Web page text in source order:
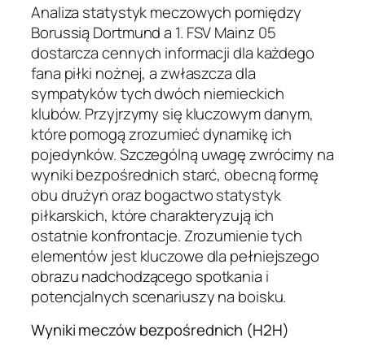
Analiza statystyk meczowych pomiędzy
Borussią Dortmund a 1. FSV Mainz 05
dostarcza cennych informacji dla każdego
fana piłki nożnej, a zwłaszcza dla
sympatyków tych dwóch niemieckich
klubów. Przyjrzymy się kluczowym danym,
które pomogą zrozumieć dynamikę ich
pojedynków. Szczególną uwagę zwrócimy na
wyniki bezpośrednich starć, obecną formę
obu drużyn oraz bogactwo statystyk
piłkarskich, które charakteryzują ich
ostatnie konfrontacje. Zrozumienie tych
elementów jest kluczowe dla pełniejszego
obrazu nadchodzącego spotkania i
potencjalnych scenariuszy na boisku.
Wyniki meczów bezpośrednich (H2H)